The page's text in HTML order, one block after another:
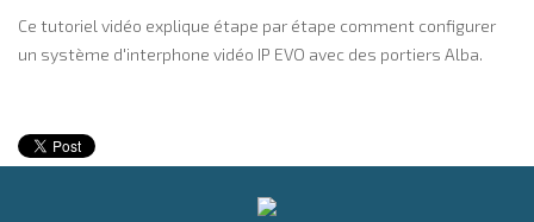
Ce tutoriel vidéo explique étape par étape comment configurer
un système d'interphone vidéo IP EVO avec des portiers Alba.